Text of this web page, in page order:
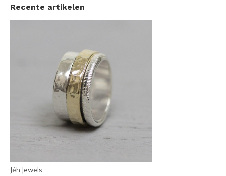
Recente artikelen
Jéh Jewels